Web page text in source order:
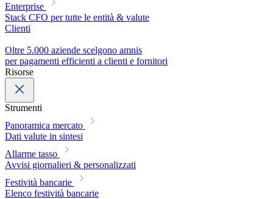
Enterprise
Stack CFO per tutte le entità & valute
Clienti
Oltre 5.000 aziende scelgono amnis
per pagamenti efficienti a clienti e fornitori
Risorse
Strumenti
Panoramica mercato
Dati valute in sintesi
Allarme tasso
Avvisi giornalieri & personalizzati
Festività bancarie
Elenco festività bancarie